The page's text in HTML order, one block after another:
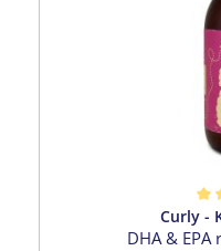
Durchschnittliche
Curly -
DHA & EPA